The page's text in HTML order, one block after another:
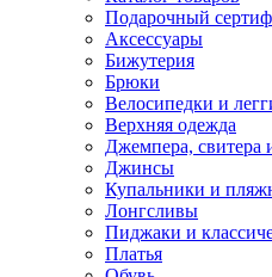
Подарочный
Аксессуары
Бижутерия
Брюки
Велосипедки и
Верхняя одежда
Джемпера, свитера
Джинсы
Купальники и
Лонгсливы
Пиджаки и
Платья